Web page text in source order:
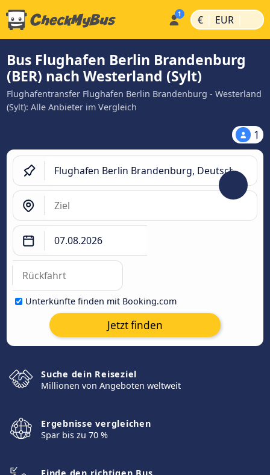
€ | EUR |
Bus Flughafen Berlin Brandenburg
(BER) nach Westerland (Sylt)
Flughafentransfer Flughafen Berlin Brandenburg - Westerland
(Sylt): Alle Anbieter im Vergleich
1
Unterkünfte finden mit Booking.com
Jetzt finden
Suche dein Reiseziel
Millionen von Angeboten weltweit
Ergebnisse vergleichen
Spar bis zu 70 %